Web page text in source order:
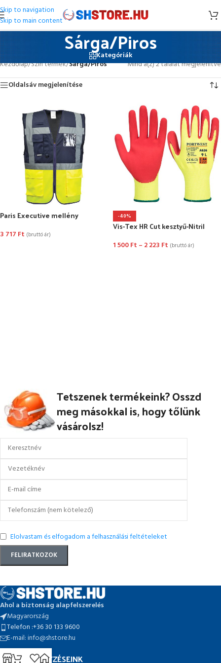
Skip to navigation
Skip to main content
Sárga/Piros
Kategóriák
Kezdőlap/Szín termék/Sárga/Piros
Mind a(z) 2 találat megjelenítve
Oldalsáv megjelenítése
Paris Executive mellény
3 717 Ft (bruttó ár)
-40%
Vis-Tex HR Cut kesztyű-Nitril
1 500Ft – 2 223 Ft (bruttó ár)
Tetszenek termékeink? Osszd
meg másokkal is, hogy tőlünk
vásárolsz!
Elolvastam és elfogadom a felhasználási feltételeket
Ahol a biztonság alapfelszerelés
Magyarország
Telefon :+36 30 133 9600
E-mail: info@shstore.hu
ELŐZŐ BEJEGYZÉSEINK